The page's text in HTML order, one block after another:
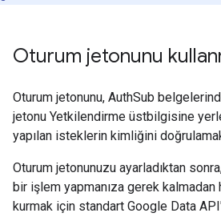
Oturum jetonunu
Oturum jetonunu, AuthSub
jetonu Yetkilendirme üstbilgisine
yapılan isteklerin kimliğini
Oturum jetonunuzu ayarladıktan
bir işlem yapmanıza gerek
kurmak için standart Google Data